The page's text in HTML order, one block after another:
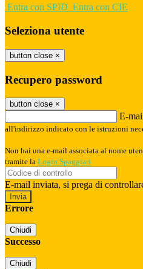
Entra con SPID Entra con CIE
Seleziona utente
button close ×
Recupero password
button close ×
E-
all'indirizzo indicato con le istruzioni
Non hai una e-mail associata al nome
tramite la Login Spaggiari
E-mail inviata, si prega di
Errore
Chiudi
Successo
Chiudi